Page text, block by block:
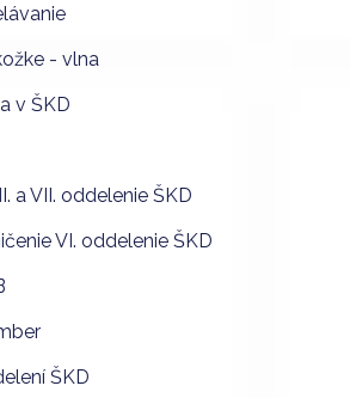
- vlna
v ŠKD
a VII. oddelenie ŠKD
VI. oddelenie ŠKD
ŠKD